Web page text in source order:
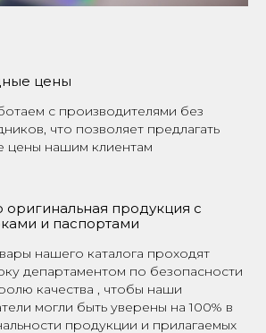
цены
с производителями без
что позволяет предлагать
цены нашим клиентам
оригинальная продукция с
и паспортами
нашего каталога проходят
департаментом по безопасности
качества , чтобы наши
могли быть уверены на 100% в
продукции и прилагаемых